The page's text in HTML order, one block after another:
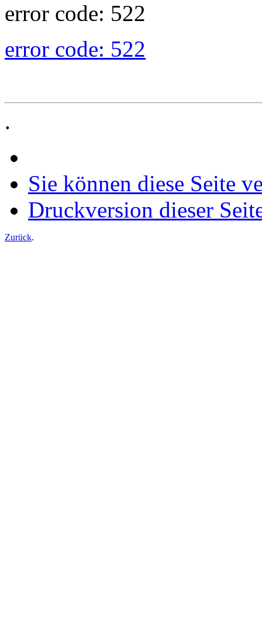
error code: 522
error code: 522
.
Sie können diese Seite
Druckversion dieser
Zurück.